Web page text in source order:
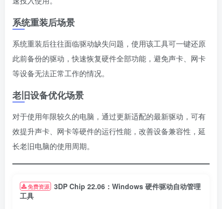
系统重装后场景
系统重装后往往面临驱动缺失问题，使用该工具可一键还原
此前备份的驱动，快速恢复硬件全部功能，避免声卡、网卡
等设备无法正常工作的情况。
老旧设备优化场景
对于使用年限较久的电脑，通过更新适配的最新驱动，可有
效提升声卡、网卡等硬件的运行性能，改善设备兼容性，延
长老旧电脑的使用周期。
免费资源 3DP Chip 22.06：Windows 硬件驱动自动管理
工具